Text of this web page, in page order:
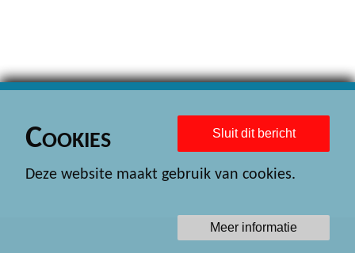
Sluit dit bericht
Cookies
Deze website maakt gebruik van cookies.
Meer informatie